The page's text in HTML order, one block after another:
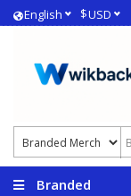
English $USD
Branded